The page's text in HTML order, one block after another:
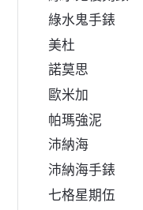
綠水鬼手錶
美杜
諾莫思
歐米加
帕瑪強泥
沛納海
沛納海手錶
七格星期伍